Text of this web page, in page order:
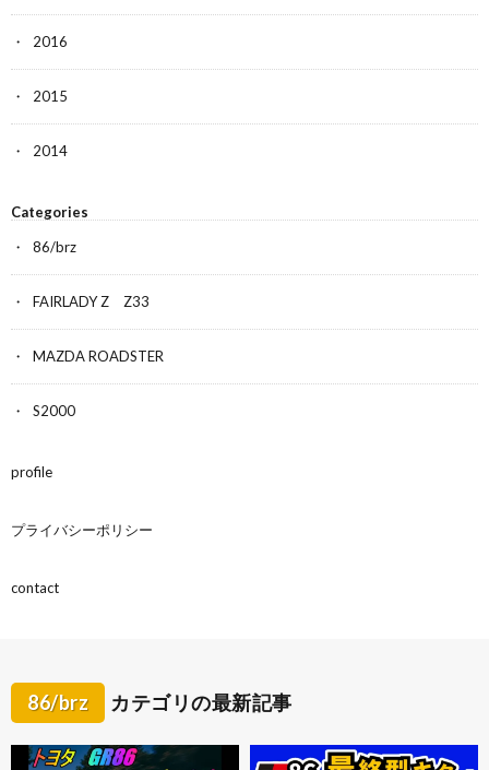
2016
2015
2014
Categories
86/brz
FAIRLADY Z Z33
MAZDA ROADSTER
S2000
profile
プライバシーポリシー
contact
86/brz カテゴリの最新記事